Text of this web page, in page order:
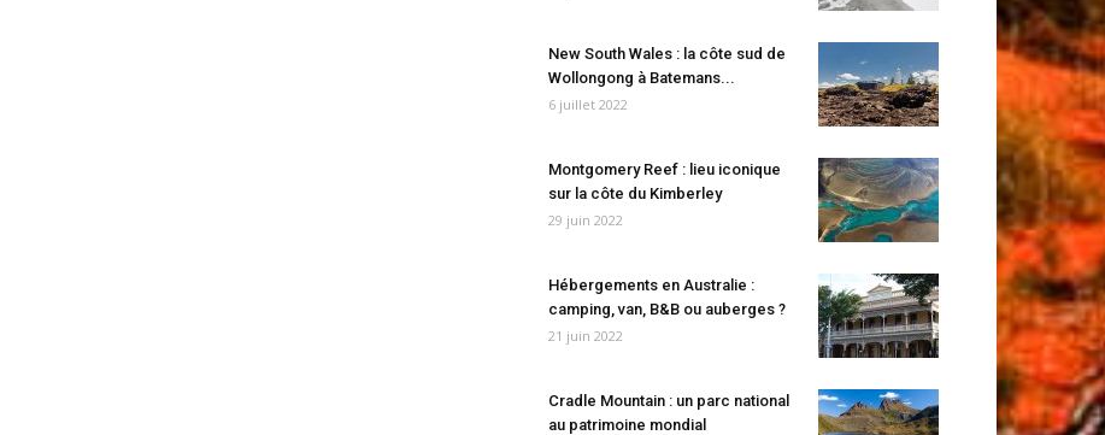
New South Wales : la côte sud de
Wollongong à Batemans...
6 juillet 2022
Montgomery Reef : lieu iconique
sur la côte du Kimberley
29 juin 2022
Hébergements en Australie :
camping, van, B&B ou auberges ?
21 juin 2022
Cradle Mountain : un parc national
au patrimoine mondial